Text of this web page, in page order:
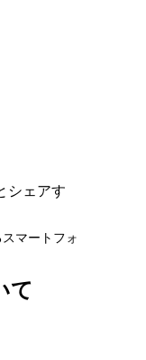
シェアす
マートフォ
て